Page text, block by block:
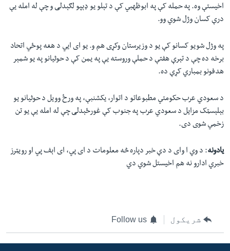
اخیستې وه. په حمله کې په ابوظهبي کې د تېلو یو ډېپو لګېدلی و چې له امله یې
درې کسان وژل شوي وو.
په وژل شویو کسانو کې یو د وزیرستان وکړی هم و. یو ای ایي د هغه پوځي اتحاد
برخه ده چې د تېرې هفتې د حملې وروسته یې په یمن کې د حوثیانو په یو شمېر
هدفونو بمباري کړې ده.
د سعودي عرب حکومتي مطبوعاتو د اتوار، يکشنبې، په ورځ وویل د حوثیانو یو
بېلېسټک مزایل د سعودي عرب په جنوب کې غورځېدلی چې له امله یې یو تن
زخمي شوی دی.
یادونه: د وي ا وای د دې خبر دپاره څه معلومات د ای پي، ای اېف پي او رویټرز
خبري ادارو نه هم اخیستل شوي دي
شریکول Follow us